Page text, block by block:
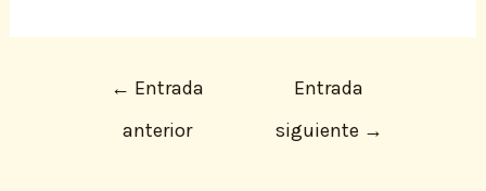
← Entrada
anterior
Entrada
siguiente →